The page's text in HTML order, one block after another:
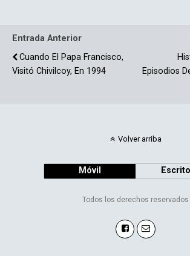
k
Entrada Anterior
Cuando El Papa Francisco,
Visitó Chivilcoy, En 1994
Episodios
Volver arriba
Móvil
Todos los derechos reservados